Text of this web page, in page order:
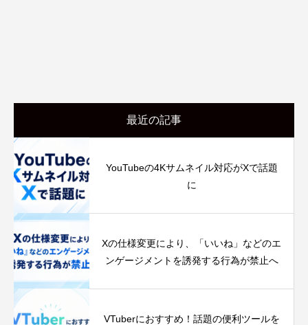
最近の記事
YouTubeの4Kサムネイル対応がXで話題
に
Xの仕様変更により、「いいね」などのエ
ンゲージメントを誘発する行為が禁止へ
VTuberにおすすめ！話題の便利ツールを